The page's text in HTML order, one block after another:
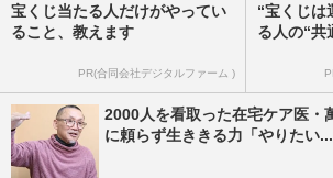
宝くじ当たる人だけがやってい
ること、教えます
PR(合同会社デジタルファーム )
“宝くじは
る人の“共
2000人を看取った在宅ケア医
に頼らず生ききる力「やりたい...